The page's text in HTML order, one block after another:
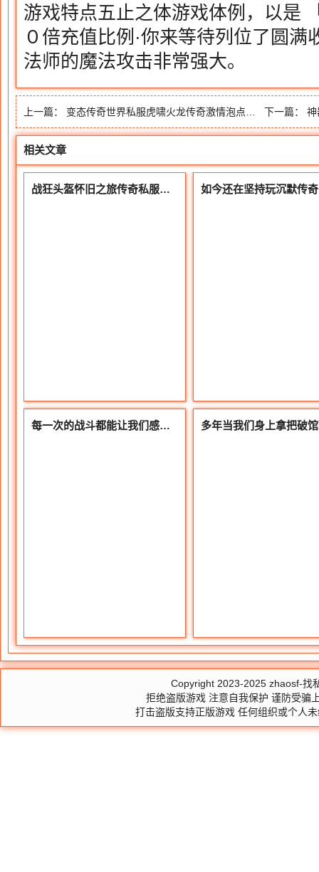
游戏特点五止之体游戏体例，以是
０倍充值比例·你来等待列位了圆
法师的魔法攻击非常强大。
上一篇： 变态传奇世界私服虎啸火龙传奇激情泡点的游戏设定 下一篇： 神
相关文章
战狂头盔怀旧之旅传奇私服经典回忆
每一次的战斗都能让我们感觉到传奇魂是每一个90后人的自身携带灵魂
Copyright 2023-2025 zhaosf-找
拒绝盗版游戏 注意自我保护 谨防受骗
打击盗版支持正版游戏 任何组织或个人